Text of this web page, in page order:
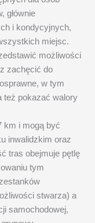
głównie
i kondycyjnych,
miejsc.
możliwości
zachęcić do
w tym
też pokazać walory
km i mogą być
inwalidzkim oraz
tras obejmuje pętlę
tym
stwarza) a
samochodowej,